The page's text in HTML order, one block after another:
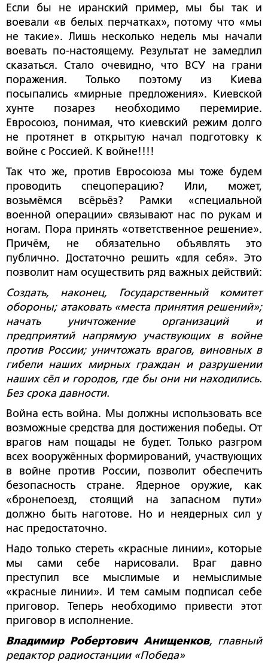
Если бы не иранский пример, мы бы так и
воевали «в белых перчатках», потому что «мы
не такие». Лишь несколько недель мы начали
воевать по-настоящему. Результат не замедлил
сказаться. Стало очевидно, что ВСУ на грани
поражения. Только поэтому из Киева
посыпались «мирные предложения». Киевской
хунте позарез необходимо перемирие.
Евросоюз, понимая, что киевский режим долго
не протянет в открытую начал подготовку к
войне с Россией. К войне!!!!
Так что же, против Евросоюза мы тоже будем
проводить спецоперацию? Или, может,
возьмёмся всёрьёз? Рамки «специальной
военной операции» связывают нас по рукам и
ногам. Пора принять «ответственное решение».
Причём, не обязательно объявлять это
публично. Достаточно решить «для себя». Это
позволит нам осуществить ряд важных действий:
Создать, наконец, Государственный комитет
обороны; атаковать «места принятия решений»;
начать уничтожение организаций и
предприятий напрямую участвующих в войне
против России; уничтожать врагов, виновных в
гибели наших мирных граждан и разрушении
наших сёл и городов, где бы они ни находились.
Без срока давности.
Война есть война. Мы должны использовать все
возможные средства для достижения победы. От
врагов нам пощады не будет. Только разгром
всех вооружённых формирований, участвующих
в войне против России, позволит обеспечить
безопасность стране. Ядерное оружие, как
«бронепоезд, стоящий на запасном пути»
должно быть наготове. Но и неядерных сил у
нас предостаточно.
Надо только стереть «красные линии», которые
мы сами себе нарисовали. Враг давно
преступил все мыслимые и немыслимые
«красные линии». И тем самым подписал себе
приговор. Теперь необходимо привести этот
приговор в исполнение.
Владимир Робертович Анищенков, главный
редактор радиостанции «Победа»